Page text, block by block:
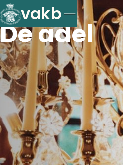
vakb
De adel